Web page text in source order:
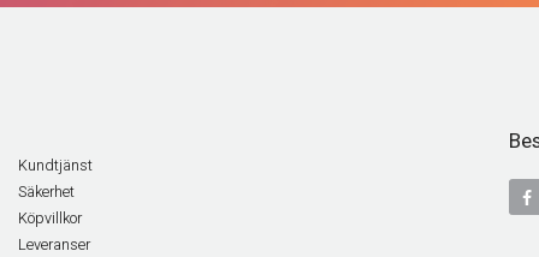
Kundtjänst
Säkerhet
Köpvillkor
Leveranser